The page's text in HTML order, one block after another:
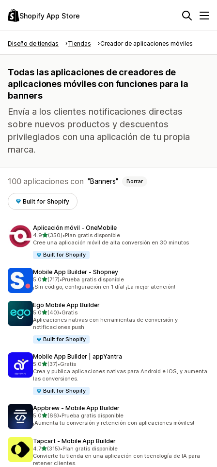
Shopify App Store
Diseño de tiendas Tiendas Creador de aplicaciones móviles
Todas las aplicaciones de creadores de
aplicaciones móviles con funciones para la
banners
Envía a los clientes notificaciones directas
sobre nuevos productos y descuentos
privilegiados con una aplicación de tu propia
marca.
100 aplicaciones con Banners Borrar
Built for Shopify
Aplicación móvil ‑ OneMobile
4.9de 5 estrellas
(350)
350 reseñas en total
•Plan gratis disponible
Cree una aplicación móvil de alta conversión en 30 minutos
Built for Shopify
Mobile App Builder ‑ Shopney
5.0de 5 estrellas
(717)
717 reseñas en total
•Prueba gratis disponible
¡Sin código, configuración en 1 día! ¡La mejor atención!
Ego Mobile App Builder
5.0de 5 estrellas
(40)
40 reseñas en total
•Gratis
Aplicaciones nativas con herramientas de conversión y
notificaciones push
Built for Shopify
Mobile App Builder | appYantra
5.0de 5 estrellas
(37)
37 reseñas en total
•Gratis
Crea y publica aplicaciones nativas para Android e iOS, y aumenta
las conversiones.
Built for Shopify
Appbrew ‑ Mobile App Builder
5.0de 5 estrellas
(66)
66 reseñas en total
•Prueba gratis disponible
¡Aumenta tu conversión y retención con aplicaciones móviles!
Tapcart ‑ Mobile App Builder
4.7de 5 estrellas
(315)
315 reseñas en total
•Plan gratis disponible
Convierte tu tienda en una aplicación con tecnología de IA para
retener clientes.